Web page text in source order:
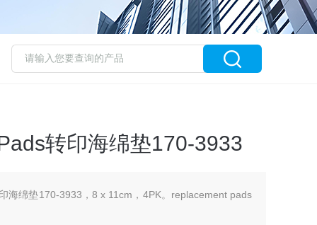
转印海绵垫170-3933
海绵垫170-3933，8 x 11cm，4PK。replacement pads